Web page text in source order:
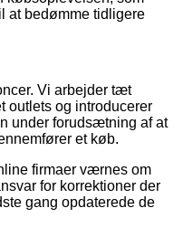
at bedømme tidligere
Vi arbejder tæt
outlets og introducerer
under forudsætning af at
et køb.
firmaer værnes om
for korrektioner der
gang opdaterede de